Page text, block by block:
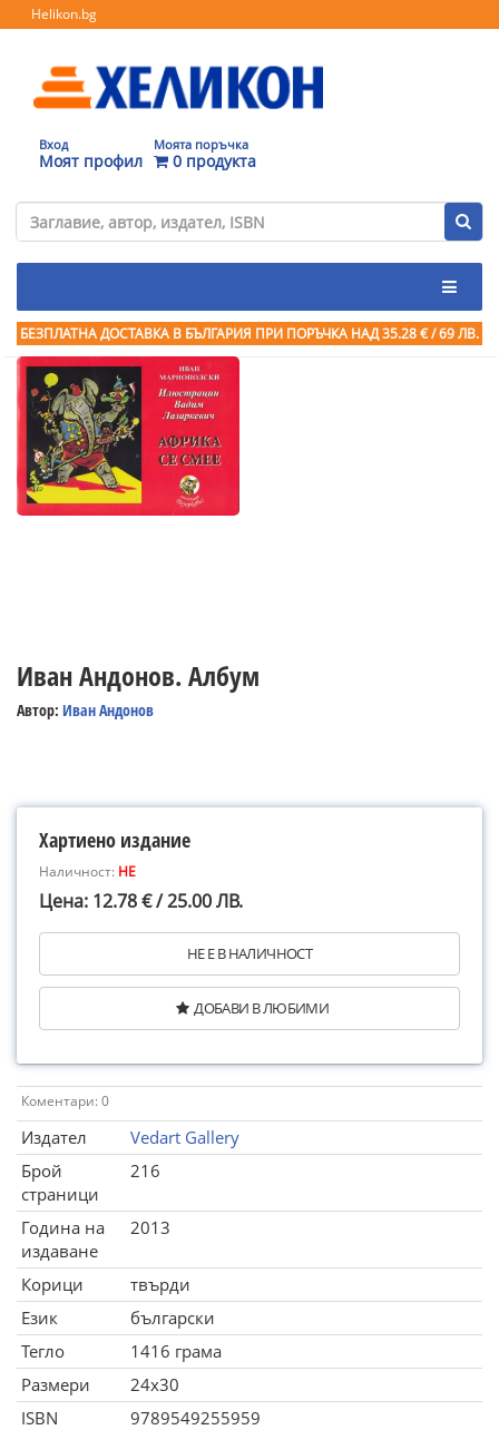
Helikon.bg
Вход
Моят профил
Моята поръчка
0 продукта
БЕЗПЛАТНА ДОСТАВКА В БЪЛГАРИЯ ПРИ ПОРЪЧКА НАД 35.28 € / 69 ЛВ.
Иван Андонов. Албум
Автор: Иван Андонов
Хартиено издание
Наличност: НЕ
Цена: 12.78 € / 25.00 ЛВ.
НЕ Е В НАЛИЧНОСТ
ДОБАВИ В ЛЮБИМИ
Коментари: 0
Издател
Vedart Gallery
Брой
страници
216
Година на
издаване
2013
Корици
твърди
Език
български
Тегло
1416 грама
Размери
24x30
ISBN
9789549255959